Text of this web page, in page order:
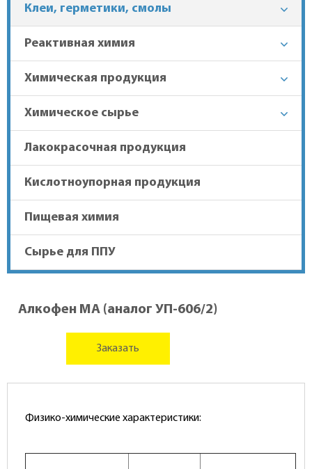
Гарантия лучшей цены
Доставка в регионы
+7 (863) 303-37-70
Клеи, герметики, смолы
Реактивная химия
Химическая продукция
Химическое сырье
Лакокрасочная продукция
Кислотноупорная продукция
Пищевая химия
Сырье для ППУ
Алкофен МА (аналог УП-606/2)
Заказать
Физико-химические характеристики: